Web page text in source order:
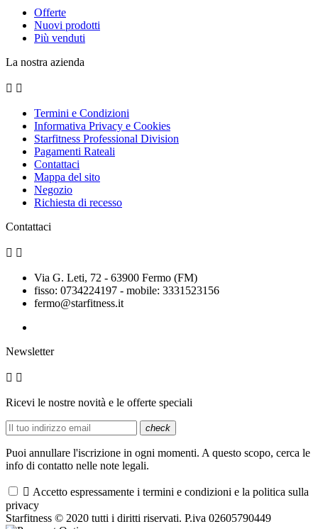
Offerte
Nuovi prodotti
Più venduti
La nostra azienda
 
Termini e Condizioni
Informativa Privacy e Cookies
Starfitness Professional Division
Pagamenti Rateali
Contattaci
Mappa del sito
Negozio
Richiesta di recesso
Contattaci
 
Via G. Leti, 72 - 63900 Fermo (FM)
fisso: 0734224197 - mobile: 3331523156
fermo@starfitness.it
Newsletter
 
Ricevi le nostre novità e le offerte speciali
check
Puoi annullare l'iscrizione in ogni momenti. A questo scopo, cerca le
info di contatto nelle note legali.
 Accetto espressamente i termini e condizioni e la politica sulla
privacy
Starfitness © 2020 tutti i diritti riservati. P.iva 02605790449